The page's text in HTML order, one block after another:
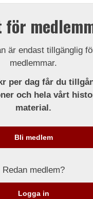
för
är endast tillgänglig
medlemmar.
per dag får du
och hela vårt
material.
Bli medlem
Redan medlem?
Logga in